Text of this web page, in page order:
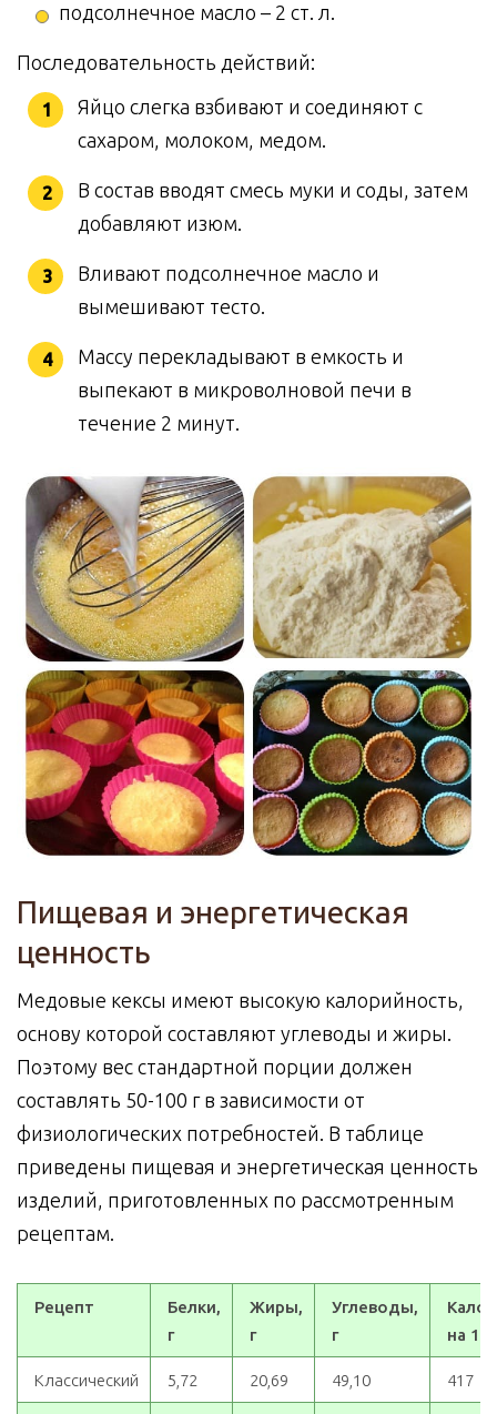
подсолнечное масло – 2 ст. л.
Последовательность действий:
Яйцо слегка взбивают и соединяют с
сахаром, молоком, медом.
В состав вводят смесь муки и соды, затем
добавляют изюм.
Вливают подсолнечное масло и
вымешивают тесто.
Массу перекладывают в емкость и
выпекают в микроволновой печи в
течение 2 минут.
Пищевая и энергетическая
ценность
Медовые кексы имеют высокую калорийность,
основу которой составляют углеводы и жиры.
Поэтому вес стандартной порции должен
составлять 50-100 г в зависимости от
физиологических потребностей. В таблице
приведены пищевая и энергетическая ценность
изделий, приготовленных по рассмотренным
рецептам.
Рецепт
Белки,
г
Жиры,
г
Углеводы,
г
на
Классический 5,72 20,69 49,10 417